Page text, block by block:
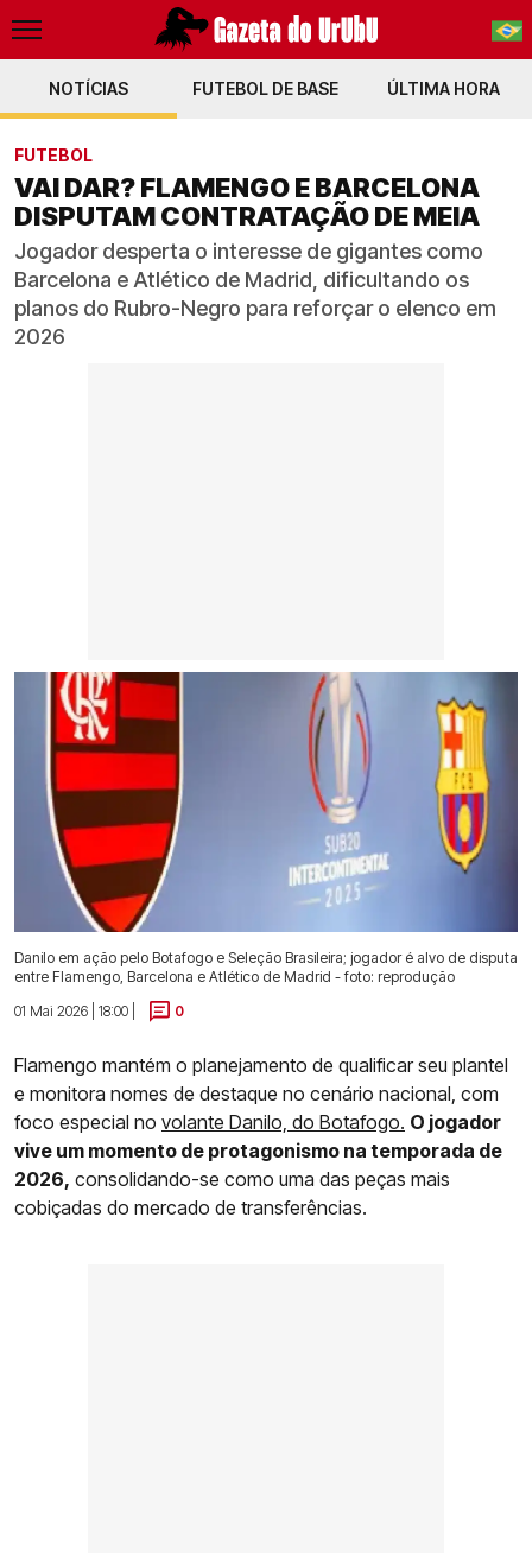
PT-BR
NOTÍCIAS FUTEBOL DE BASE ÚLTIMA HORA
FUTEBOL
VAI DAR? FLAMENGO E BARCELONA
DISPUTAM CONTRATAÇÃO DE MEIA
Jogador desperta o interesse de gigantes como
Barcelona e Atlético de Madrid, dificultando os
planos do Rubro-Negro para reforçar o elenco em
2026
Danilo em ação pelo Botafogo e Seleção Brasileira; jogador é alvo de disputa
entre Flamengo, Barcelona e Atlético de Madrid - foto: reprodução
01 Mai 2026 | 18:00 |
0
Flamengo mantém o planejamento de qualificar seu plantel
e monitora nomes de destaque no cenário nacional, com
foco especial no volante Danilo, do Botafogo. O jogador
vive um momento de protagonismo na temporada de
2026, consolidando-se como uma das peças mais
cobiçadas do mercado de transferências.